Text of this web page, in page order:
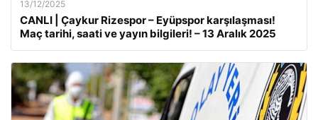
13/12/2025
CANLI | Çaykur Rizespor – Eyüpspor karşılaşması!
Maç tarihi, saati ve yayın bilgileri! – 13 Aralık 2025